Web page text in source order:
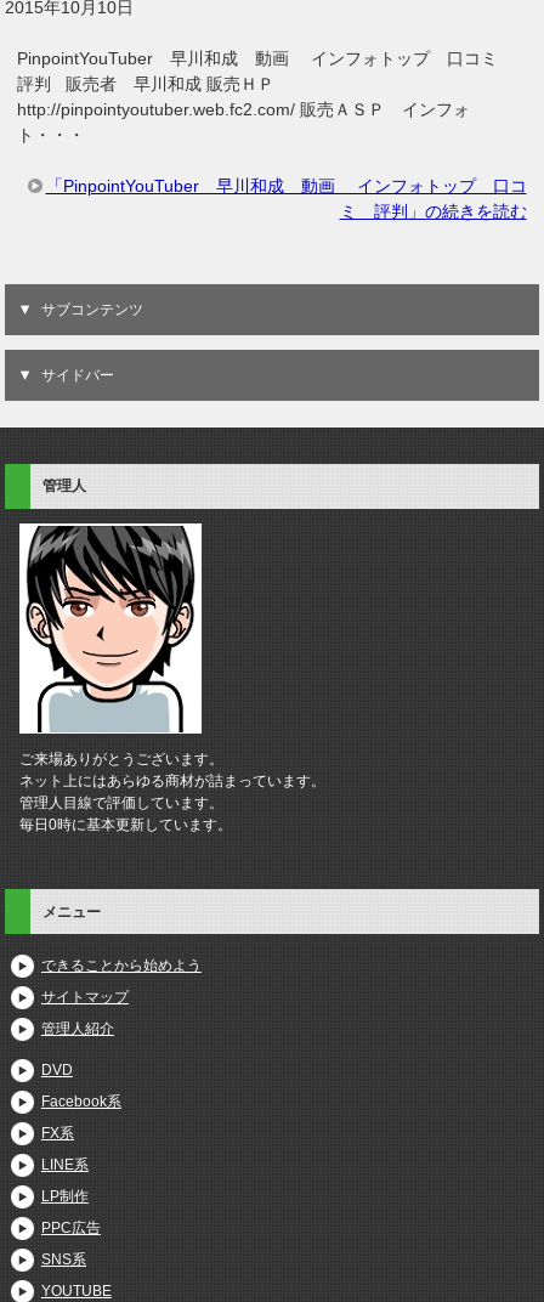
2015年10月10日
PinpointYouTuber 早川和成 動画 インフォトップ 口コミ
評判 販売者 早川和成 販売ＨＰ
http://pinpointyoutuber.web.fc2.com/ 販売ＡＳＰ インフォ
ト・・・
「PinpointYouTuber 早川和成 動画 インフォトップ 口コ
ミ 評判」の続きを読む
サブコンテンツ
サイドバー
管理人
ご来場ありがとうございます。
ネット上にはあらゆる商材が詰まっています。
管理人目線で評価しています。
毎日0時に基本更新しています。
メニュー
できることから始めよう
サイトマップ
管理人紹介
DVD
Facebook系
FX系
LINE系
LP制作
PPC広告
SNS系
YOUTUBE